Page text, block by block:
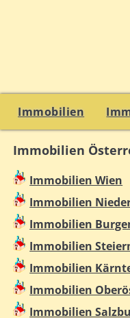
Immobilien
Immobilien
Immobilien Wien
Immobilien
Immobilien
Immobilien
Immobilien
Immobilien
Immobilien